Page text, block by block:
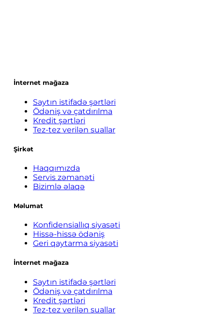
İnternet mağaza
Saytın istifadə şərtləri
Ödəniş və çatdırılma
Kredit şərtləri
Tez-tez verilən suallar
Şirkət
Haqqımızda
Servis zəmanəti
Bizimlə əlaqə
Məlumat
Konfidensiallıq siyasəti
Hissə-hissə ödəniş
Geri qaytarma siyasəti
İnternet mağaza
Saytın istifadə şərtləri
Ödəniş və çatdırılma
Kredit şərtləri
Tez-tez verilən suallar